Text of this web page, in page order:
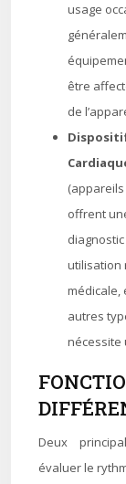
usage
être
de
offrent
utilisation
médicale,
autres
nécessite
Deux
évaluer le